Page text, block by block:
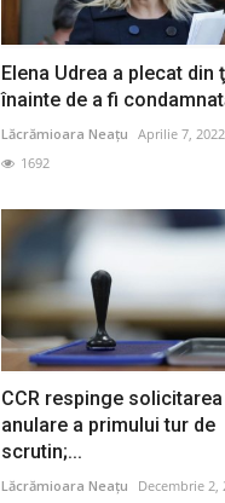
Elena Udrea a plecat din
înainte de a fi
Lăcrămioara Neațu Aprilie 7, 2022
1692
CCR respinge
anulare a primului tur de
scrutin;...
Lăcrămioara Neațu
Decembrie 2,